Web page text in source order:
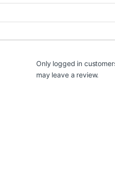
Only logged in
may leave a review.